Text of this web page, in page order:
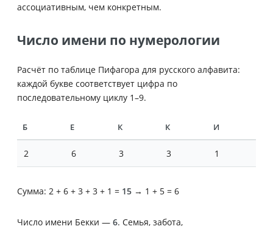
ассоциативным, чем конкретным.
Число имени по нумерологии
Расчёт по таблице Пифагора для русского алфавита:
каждой букве соответствует цифра по
последовательному циклу 1–9.
Б Е К К И
2 6 3 3 1
Сумма: 2 + 6 + 3 + 3 + 1 = 15 → 1 + 5 = 6
Число имени Бекки — 6. Семья, забота,